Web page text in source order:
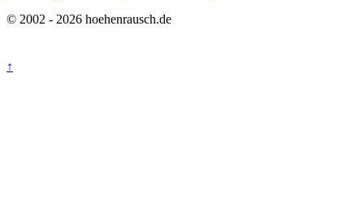
© 2002 - 2026 hoehenrausch.de
↑